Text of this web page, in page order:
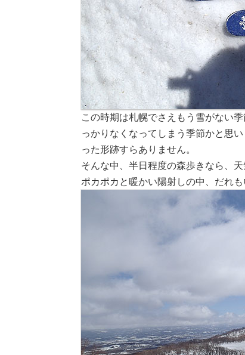
この時期は札幌でさえもう雪がない
っかりなくなってしまう季節かと思
った形跡すらありません。
そんな中、半日程度の森歩きなら、
ポカポカと暖かい陽射しの中、だれ